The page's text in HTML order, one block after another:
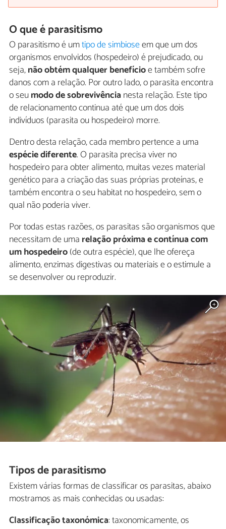
O que é parasitismo
O parasitismo é umtipo de simbioseem que um dos
organismos envolvidos (hospedeiro) é prejudicado, ou
seja,não obtém qualquer benefícioe também sofre
danos com a relação. Por outro lado, o parasita encontra
o seumodo de sobrevivêncianesta relação. Este tipo
de relacionamento continua até que um dos dois
indivíduos (parasita ou hospedeiro) morre.
Dentro desta relação, cada membro pertence a uma
espécie diferente. O parasita precisa viver no
hospedeiro para obter alimento, muitas vezes material
genético para a criação das suas próprias proteínas, e
também encontra o seu habitat no hospedeiro, sem o
qual não poderia viver.
Por todas estas razões, os parasitas são organismos que
necessitam de uma relação próxima e contínua com
um hospedeiro(de outra espécie), que lhe ofereça
alimento, enzimas digestivas ou materiais e o estimule a
se desenvolver ou reproduzir.
Tipos de parasitismo
Existem várias formas de classificar os parasitas, abaixo
mostramos as mais conhecidas ou usadas:
Classificação taxonómica: taxonomicamente, os